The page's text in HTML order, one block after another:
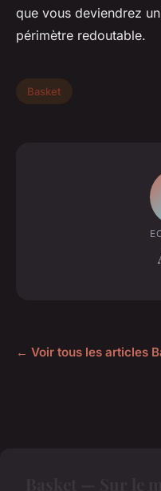
que vous deviendrez
périmètre redoutable.
Basket
← Voir tous les articles